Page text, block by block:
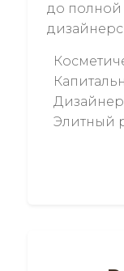
до полной
Элитный